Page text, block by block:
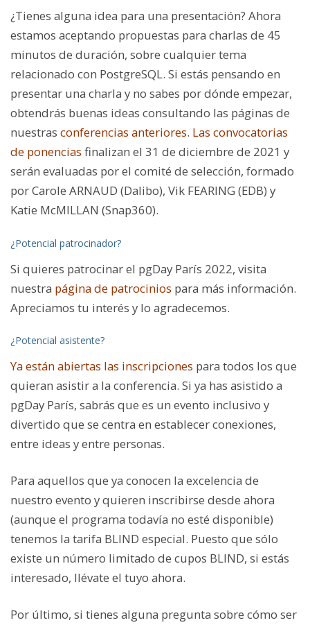
¿Tienes alguna idea para una presentación? Ahora
estamos aceptando propuestas para charlas de 45
minutos de duración, sobre cualquier tema
relacionado con PostgreSQL. Si estás pensando en
presentar una charla y no sabes por dónde empezar,
obtendrás buenas ideas consultando las páginas de
nuestras conferencias anteriores. Las convocatorias
de ponencias finalizan el 31 de diciembre de 2021 y
serán evaluadas por el comité de selección, formado
por Carole ARNAUD (Dalibo), Vik FEARING (EDB) y
Katie McMILLAN (Snap360).
¿Potencial patrocinador?
Si quieres patrocinar el pgDay París 2022, visita
nuestra página de patrocinios para más información.
Apreciamos tu interés y lo agradecemos.
¿Potencial asistente?
Ya están abiertas las inscripciones para todos los que
quieran asistir a la conferencia. Si ya has asistido a
pgDay París, sabrás que es un evento inclusivo y
divertido que se centra en establecer conexiones,
entre ideas y entre personas.
Para aquellos que ya conocen la excelencia de
nuestro evento y quieren inscribirse desde ahora
(aunque el programa todavía no esté disponible)
tenemos la tarifa BLIND especial. Puesto que sólo
existe un número limitado de cupos BLIND, si estás
interesado, llévate el tuyo ahora.
Por último, si tienes alguna pregunta sobre cómo ser